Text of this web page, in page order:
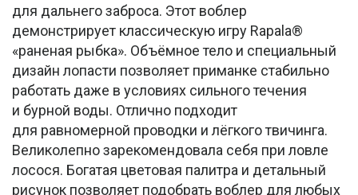
для дальнего заброса. Этот воблер
демонстрирует классическую игру Rapala®
«раненая рыбка». Объёмное тело и специальный
дизайн лопасти позволяет приманке стабильно
работать даже в условиях сильного течения
и бурной воды. Отлично подходит
для равномерной проводки и лёгкого твичинга.
Великолепно зарекомендовала себя при ловле
лосося. Богатая цветовая палитра и детальный
рисунок позволяет подобрать воблер для любых